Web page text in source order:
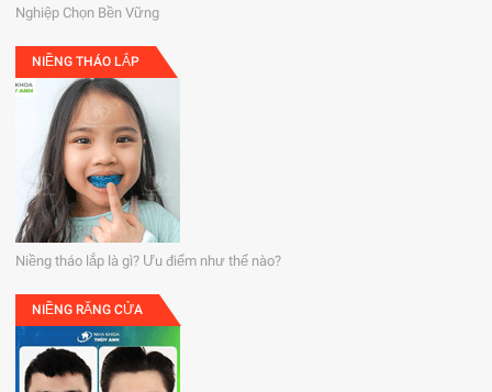
Nghiệp Chọn Bền Vững
NIỀNG THÁO LẮP
Niềng tháo lắp là gì? Ưu điểm như thế nào?
NIỀNG RĂNG CỬA